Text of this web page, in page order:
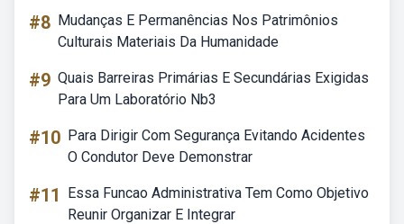
#8 Mudanças E Permanências Nos Patrimônios
Culturais Materiais Da Humanidade
#9 Quais Barreiras Primárias E Secundárias Exigidas
Para Um Laboratório Nb3
#10 Para Dirigir Com Segurança Evitando Acidentes
O Condutor Deve Demonstrar
#11
Essa Funcao Administrativa Tem Como Objetivo
Reunir Organizar E Integrar